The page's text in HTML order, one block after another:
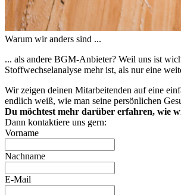
Warum wir anders sind ...
... als andere BGM-Anbieter? Weil uns ist
Stoffwechselanalyse mehr ist, als nur eine
Wir zeigen deinen Mitarbeitenden auf eine
endlich weiß, wie man seine persönlichen
Du möchtest mehr darüber erfahren, wie
Dann kontaktiere uns gern:
Vorname
Nachname
E-Mail